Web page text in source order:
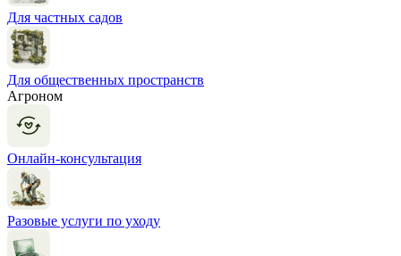
Для частных садов
Для общественных пространств
Агроном
Онлайн-консультация
Разовые услуги по уходу